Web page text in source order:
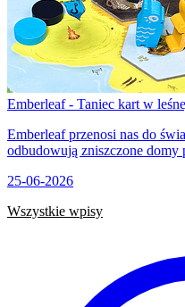
Emberleaf - Taniec kart w
Emberleaf przenosi nas do
odbudowują zniszczone domy
25-06-2026
Wszystkie wpisy